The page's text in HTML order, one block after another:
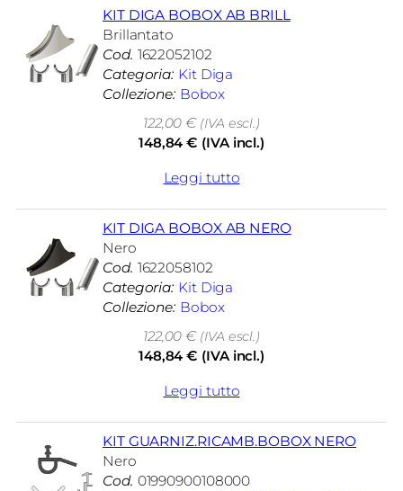
KIT DIGA BOBOX AB BRILL
Cod. 1622052102
Brillantato
Categoria: Kit Diga
Collezione: Bobox
122,00€(IVA escl.)
148,84€ (IVA incl.)
Leggi tutto
KIT DIGA BOBOX AB NERO
Cod. 1622058102
Nero
Categoria: Kit Diga
Collezione: Bobox
122,00€(IVA escl.)
148,84€ (IVA incl.)
Leggi tutto
KIT GUARNIZ.RICAMB.BOBOX NERO
Cod. 01990900108000
Nero